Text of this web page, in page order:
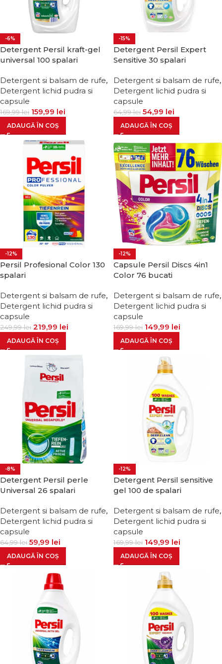
-6%
Detergent Persil kraft-gel
universal 100 spalari
Detergent si balsam de rufe,
Detergent lichid pudra si
capsule
169,99lei 159,99 lei
ADAUGĂ ÎN COȘ
-15%
Detergent Persil Expert
Sensitive 30 spalari
Detergent si balsam de rufe,
Detergent lichid pudra si
capsule
64,99lei 54,99 lei
ADAUGĂ ÎN COȘ
-12%
Persil Profesional Color 130
spalari
Detergent si balsam de rufe,
Detergent lichid pudra si
capsule
249,99lei 219,99 lei
ADAUGĂ ÎN COȘ
-12%
Capsule Persil Discs 4in1
Color 76 bucati
Detergent si balsam de rufe,
Detergent lichid pudra si
capsule
169,99lei 149,99 lei
ADAUGĂ ÎN COȘ
-8%
Detergent Persil perle
Universal 26 spalari
Detergent si balsam de rufe,
Detergent lichid pudra si
capsule
64,99lei 59,99 lei
ADAUGĂ ÎN COȘ
-12%
Detergent Persil sensitive
gel 100 de spalari
Detergent si balsam de rufe,
Detergent lichid pudra si
capsule
169,99lei 149,99 lei
ADAUGĂ ÎN COȘ